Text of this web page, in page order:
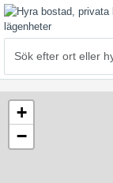
+
−